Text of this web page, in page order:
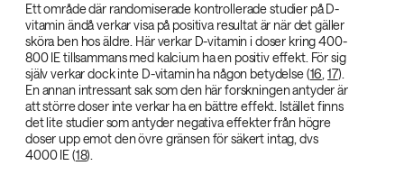
Ett område där randomiserade kontrollerade studier på D-
vitamin ändå verkar visa på positiva resultat är när det gäller
sköra ben hos äldre. Här verkar D-vitamin i doser kring 400-
800 IE tillsammans med kalcium ha en positiv effekt. För sig
själv verkar dock inte D-vitamin ha någon betydelse (16 ,17).
En annan intressant sak som den här forskningen antyder är
att större doser inte verkar ha en bättre effekt. Istället finns
det lite studier som antyder negativa effekter från högre
doser upp emot den övre gränsen för säkert intag, dvs
4000 IE (18).